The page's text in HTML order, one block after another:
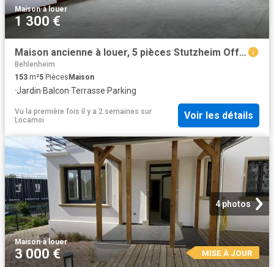
Maison·à louer
1 300 €
Maison ancienne à louer, 5 pièces Stutzheim Offenheim 67370
Behlenheim
153 m²5 PiècesMaison
·Jardin·Balcon·Terrasse·Parking
Vu la première fois il y a 2 semaines sur
Locamoi
Voir les détails
4 photos
Maison·à louer
3 000 € MISE À JOUR